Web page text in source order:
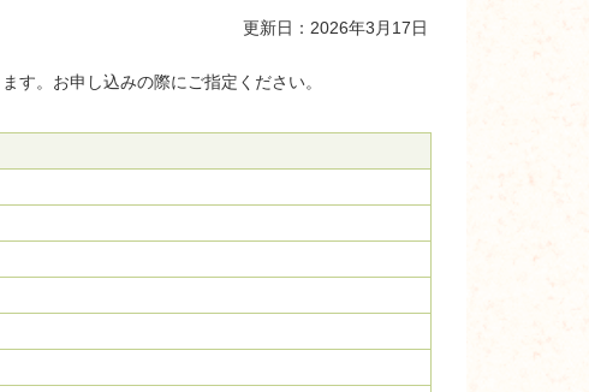
更新日：2026年3月17日
す。お申し込みの際にご指定ください。